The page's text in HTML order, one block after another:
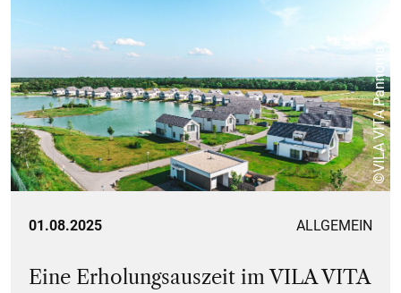
©VILA VITA Pannonia
01.08.2025 ALLGEMEIN
Eine Erholungsauszeit im VILA VITA